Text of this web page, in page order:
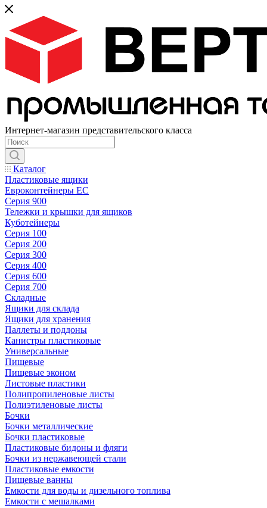
Интернет-магазин представительского класса
Каталог
Пластиковые ящики
Евроконтейнеры ЕС
Серия 900
Тележки и крышки для ящиков
Куботейнеры
Серия 100
Серия 200
Серия 300
Серия 400
Серия 600
Серия 700
Складные
Ящики для склада
Ящики для хранения
Паллеты и поддоны
Канистры пластиковые
Универсальные
Пищевые
Пищевые эконом
Листовые пластики
Полипропиленовые листы
Полиэтиленовые листы
Бочки
Бочки металлические
Бочки пластиковые
Пластиковые бидоны и фляги
Бочки из нержавеющей стали
Пластиковые емкости
Пищевые ванны
Емкости для воды и дизельного топлива
Емкости с мешалками